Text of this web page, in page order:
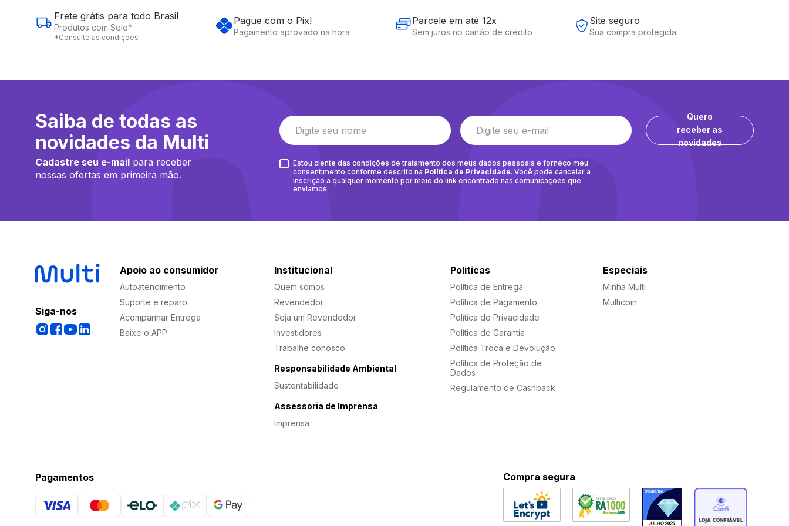
Frete grátis para todo Brasil
Produtos com Selo*
*Consulte as condições
Pague com o Pix!
Pagamento aprovado na hora
Parcele em até 12x
Sem juros no cartão de crédito
Site seguro
Sua compra protegida
Saiba de todas as
novidades da Multi
Cadastre seu e-mail para receber
nossas ofertas em primeira mão.
Quero
receber as
novidades
Estou ciente das condições de tratamento dos meus dados pessoais e forneço meu
consentimento conforme descrito na Política de Privacidade. Você pode cancelar a
inscrição a qualquer momento por meio do link encontrado nas comunicações que
enviamos.
Siga-nos
Apoio ao consumidor
Autoatendimento
Suporte e reparo
Acompanhar Entrega
Baixe o APP
Institucional
Quem somos
Revendedor
Seja um Revendedor
Investidores
Trabalhe conosco
Responsabilidade Ambiental
Sustentabilidade
Assessoria de Imprensa
Imprensa
Politicas
Política de Entrega
Política de Pagamento
Política de Privacidade
Política de Garantia
Política Troca e Devolução
Política de Proteção de
Dados
Regulamento de Cashback
Especiais
Minha Multi
Multicoin
Pagamentos Compra segura